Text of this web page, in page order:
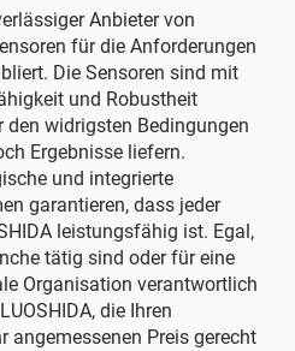
Anbieter von
für die Anforderungen
Die Sensoren sind mit
und Robustheit
den widrigsten Bedingungen
Ergebnisse liefern.
und integrierte
garantieren, dass jeder
leistungsfähig ist. Egal,
tätig sind oder für eine
Organisation verantwortlich
die Ihren
angemessenen Preis gerecht